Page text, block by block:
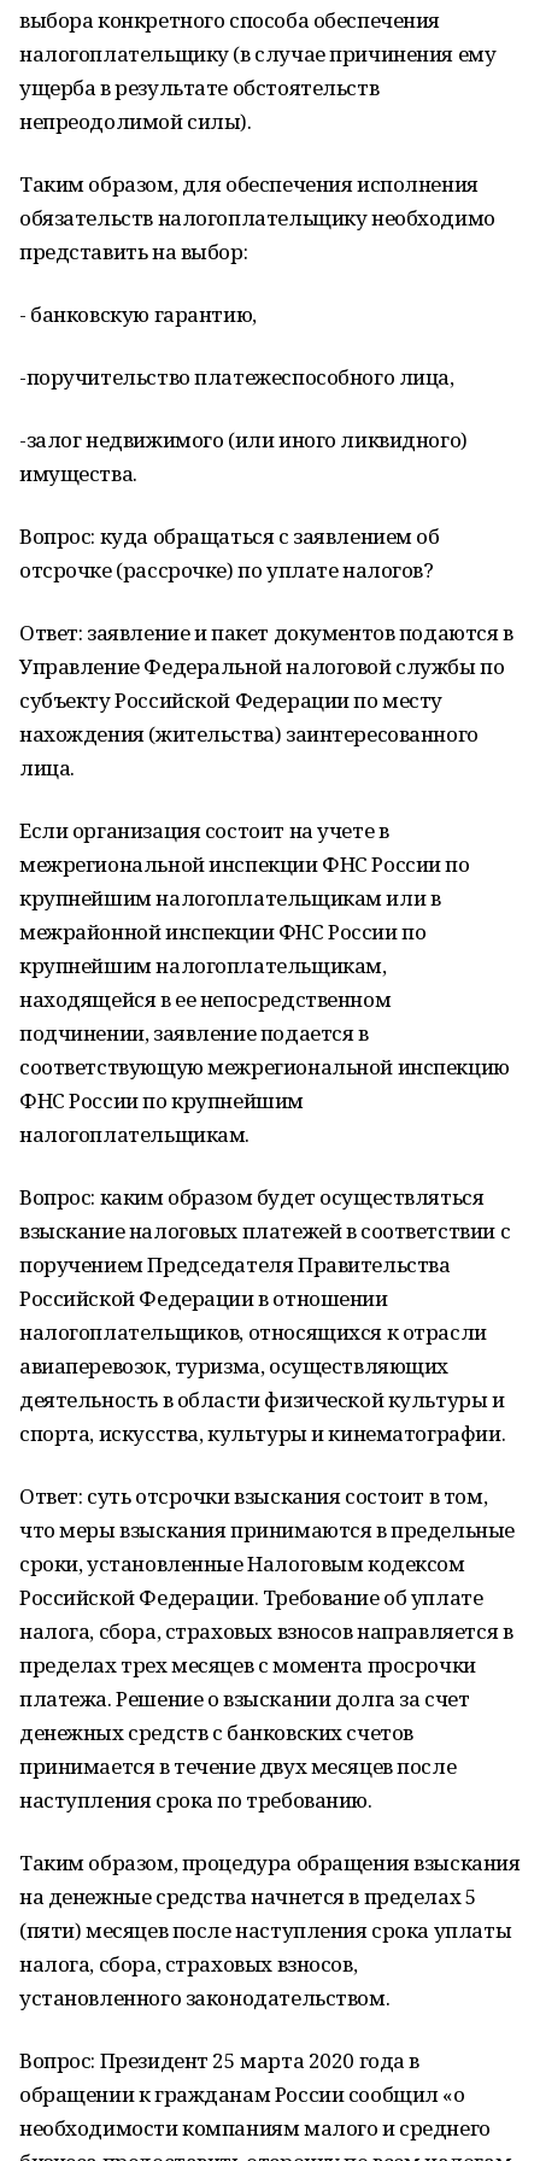
выбора конкретного способа обеспечения
налогоплательщику (в случае причинения ему
ущерба в результате обстоятельств
непреодолимой силы).
Таким образом, для обеспечения исполнения
обязательств налогоплательщику необходимо
представить на выбор:
- банковскую гарантию,
-поручительство платежеспособного лица,
-залог недвижимого (или иного ликвидного)
имущества.
Вопрос: куда обращаться с заявлением об
отсрочке (рассрочке) по уплате налогов?
Ответ: заявление и пакет документов подаются в
Управление Федеральной налоговой службы по
субъекту Российской Федерации по месту
нахождения (жительства) заинтересованного
лица.
Если организация состоит на учете в
межрегиональной инспекции ФНС России по
крупнейшим налогоплательщикам или в
межрайонной инспекции ФНС России по
крупнейшим налогоплательщикам,
находящейся в ее непосредственном
подчинении, заявление подается в
соответствующую межрегиональной инспекцию
ФНС России по крупнейшим
налогоплательщикам.
Вопрос: каким образом будет осуществляться
взыскание налоговых платежей в соответствии с
поручением Председателя Правительства
Российской Федерации в отношении
налогоплательщиков, относящихся к отрасли
авиаперевозок, туризма, осуществляющих
деятельность в области физической культуры и
спорта, искусства, культуры и кинематографии.
Ответ: суть отсрочки взыскания состоит в том,
что меры взыскания принимаются в предельные
сроки, установленные Налоговым кодексом
Российской Федерации. Требование об уплате
налога, сбора, страховых взносов направляется в
пределах трех месяцев с момента просрочки
платежа. Решение о взыскании долга за счет
денежных средств с банковских счетов
принимается в течение двух месяцев после
наступления срока по требованию.
Таким образом, процедура обращения взыскания
на денежные средства начнется в пределах 5
(пяти) месяцев после наступления срока уплаты
налога, сбора, страховых взносов,
установленного законодательством.
Вопрос: Президент 25 марта 2020 года в
обращении к гражданам России сообщил «о
необходимости компаниям малого и среднего